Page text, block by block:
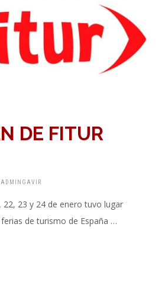
DE FITUR
22, 23 y 24 de enero tuvo lugar
de turismo de España …